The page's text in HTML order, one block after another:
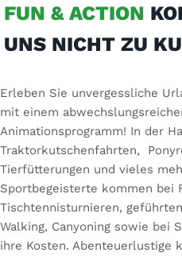
FUN & ACTION
UNS NICHT ZU
Erleben Sie unvergessliche
mit einem
Animationsprogramm! In der
Traktorkutschenfahrten,
Tierfütterungen und vieles
Sportbegeisterte kommen bei
Tischtennisturnieren,
Walking, Canyoning sowie bei
ihre Kosten. Abenteuerlustige